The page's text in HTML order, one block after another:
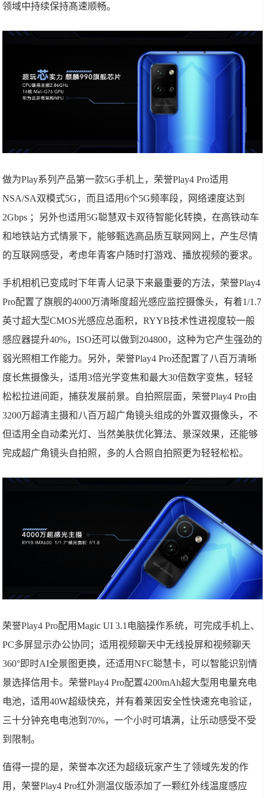
领域中持续保持髙速顺畅。
做为Play系列产品第一款5G手机上，荣誉Play4 Pro适用
NSA/SA双模式5G，而且适用6个5G频率段，网络速度达到
2Gbps ；另外也适用5G聪慧双卡双待智能化转换，在高铁动车
和地铁站方式情景下，能够甄选高品质互联网网上，产生尽情
的互联网感受，考虑年青客户随时打游戏、播放视频的要求。
手机相机已变成时下年青人记录下来最重要的方法，荣誉Play4
Pro配置了旗舰的4000万清晰度超光感应监控摄像头，有着1/1.7
英寸超大型CMOS光感应总面积，RYYB技术性进视度较一般
感应器提升40%，ISO还可以做到204800，这种为它产生强劲的
弱光照相工作能力。另外，荣誉Play4 Pro还配置了八百万清晰
度长焦摄像头，适用3倍光学变焦和最大30倍数字变焦，轻轻
松松拉进间距，捕获发展前景。自拍照层面，荣誉Play4 Pro由
3200万超清主摄和八百万超广角镜头组成的外置双摄像头，不
但适用全自动柔光灯、当然美肤优化算法、景深效果，还能够
完成超广角镜头自拍照，多的人合照自拍照更为轻轻松松。
荣誉Play4 Pro配用Magic UI 3.1电脑操作系统，可完成手机上、
PC多屏显示办公协同；适用视频聊天中无线投屏和视频聊天
360°即时AI全景图更换，还适用NFC聪慧卡，可以智能识别情
景选择信用卡。荣誉Play4 Pro配置4200mAh超大型用电量充电
电池，适用40W超级快充，并有着莱因安全性快速充电验证，
三十分钟充电电池到70%，一个小时可填满，让乐动感受不受
到限制。
值得一提的是，荣誉本次还为超级玩家产生了领域先发的作
用，荣誉Play4 Pro红外测温仪版添加了一颗红外线温度感应